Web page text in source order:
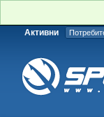
Активни